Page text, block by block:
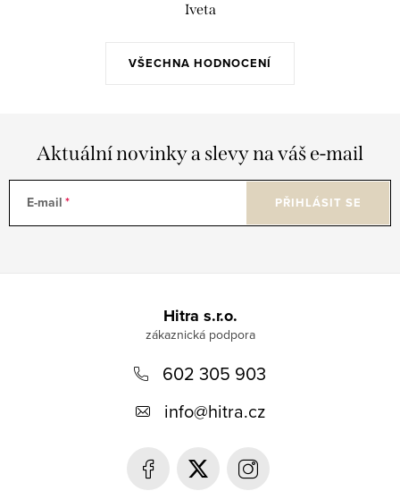
VŠECHNA HODNOCENÍ
Iveta
Aktuální novinky a slevy na váš e-mail
E-mail PŘIHLÁSIT SE
Hitra s.r.o.
602 305 903
info@hitra.cz